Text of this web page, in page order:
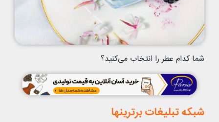
شما کدام عطر را انتخاب می‌کنید؟
شبکه تبلیغات برترینها